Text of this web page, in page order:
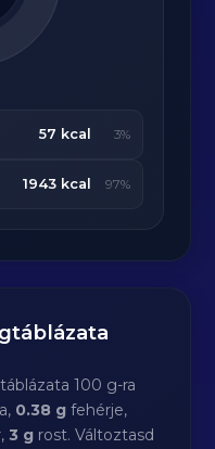
57 kcal 3%
1943 kcal 97%
100 g-ra
0.38 g fehérje,
3 g rost. Változtasd